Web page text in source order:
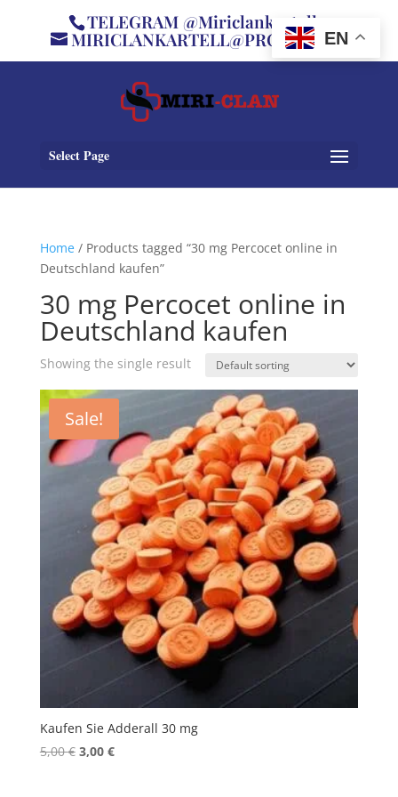
TELEGRAM @Miriclankartell
MIRICLANKARTELL@PROTON.ME
Select Page
Home/ Products tagged “30 mg Percocet online in
Deutschland kaufen”
30 mg Percocet online in
Deutschland kaufen
Showing the single result
Sale!
Kaufen Sie Adderall 30 mg
5,00€ Original
3,00 €Current
EN